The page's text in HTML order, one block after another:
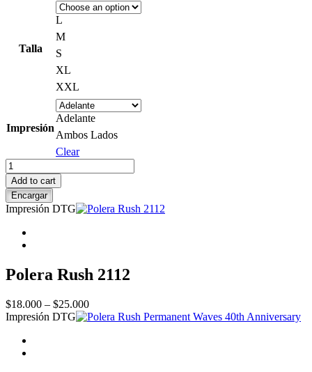
$18.000
Talla
L
M
S
XL
XXL
Impresión
Adelante
Ambos Lados
Clear
Polera
Roger
Waters
This
Is
quantity
Add to cart
Encargar
Impresión DTG
Polera Rush 2112
$18.000 – $25.000Price
range:
Impresión DTG